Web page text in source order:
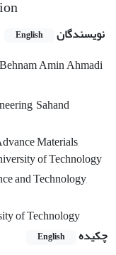
نویسندگان English
Behnam Amin Ahmadi
Sahand
Materials,
of Technology
and Technology,
of Technology
چکیده
English